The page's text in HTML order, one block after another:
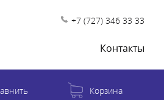
+7 (727) 346 33 33
Контакты
Корзина